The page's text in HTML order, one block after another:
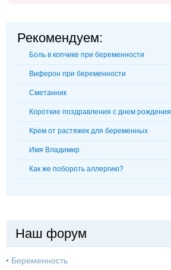
Рекомендуем:
Боль в копчике при беременности
Виферон при беременности
Сметанник
Короткие поздравления с днем рождения
Крем от растяжек для беременных
Имя Владимир
Как же побороть аллергию?
Наш форум
• Беременность